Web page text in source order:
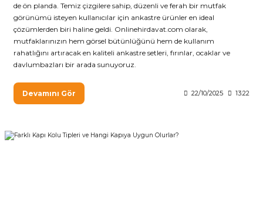
de ön planda. Temiz çizgilere sahip, düzenli ve ferah bir mutfak
görünümü isteyen kullanıcılar için ankastre ürünler en ideal
çözümlerden biri haline geldi. Onlinehirdavat.com olarak,
mutfaklarınızın hem görsel bütünlüğünü hem de kullanım
rahatlığını artıracak en kaliteli ankastre setleri, fırınlar, ocaklar ve
davlumbazları bir arada sunuyoruz.
Devamını Gör 22/10/2025 13:22